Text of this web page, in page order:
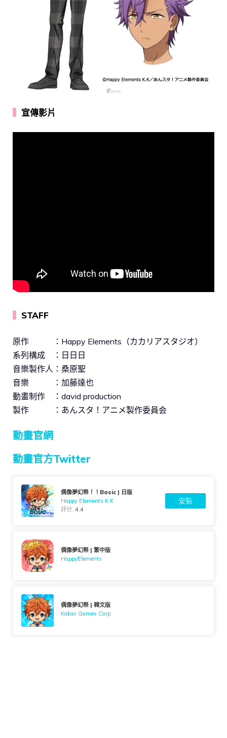
宣傳影片
STAFF
原作 ：Happy Elements（カカリアスタジオ）
系列構成 ：日日日
音樂製作人：桑原聖
音樂 ：加藤達也
動畫制作 ：david production
製作 ：あんスタ！アニメ製作委員会
動畫官網
動畫官方Twitter
偶像夢幻祭！！Basic | 日版
Happy Elements K.K
評分:4.4
安裝
偶像夢幻祭 | 繁中版
HappyElements
偶像夢幻祭 | 韓文版
Kakao Games Corp.